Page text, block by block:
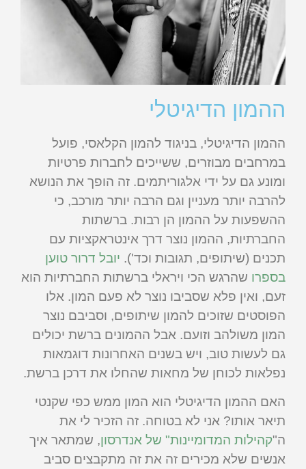
ההמון הדיגיטלי
ההמון הדיגיטלי, בניגוד להמון הקלאסי, פועל
במרחבים מבוזרים, ששייכים לחברות פרטיות
ומונע גם על ידי אלגוריתמים. זה הופך את הנושא
להרבה יותר מעניין וגם הרבה יותר מורכב, כי
ההשפעות על ההמון הן רבות. ברשתות
החברתיות, ההמון נוצר דרך אינטראקציות עם
תכנים (שיתופים, תגובות וכד'). יובל דרור טוען
בספרו שהרגש הכי ויראלי ברשתות החברתיות הוא
זעם, ואין פלא שסביבו נוצר לא פעם המון. אלו
הפוסטים שזוכים להמון שיתופים, וסביבם נוצר
המון משולהב וזועם. אבל ההמונים ברשת יכולים
גם לעשות טוב, ויש בשנים האחרונות דוגמאות
נפלאות לכוחן של מחאות שהחלו את דרכן ברשת.
האם ההמון הדיגיטלי הוא המון ממש כפי שקנטי
תיאר אותו? אני לא בטוחה. זה הזכיר לי את
ה"קהילות המדומיינות" של אנדרסון, שמתאר איך
אנשים שלא מכירים זה את זה מתקבצים סביב